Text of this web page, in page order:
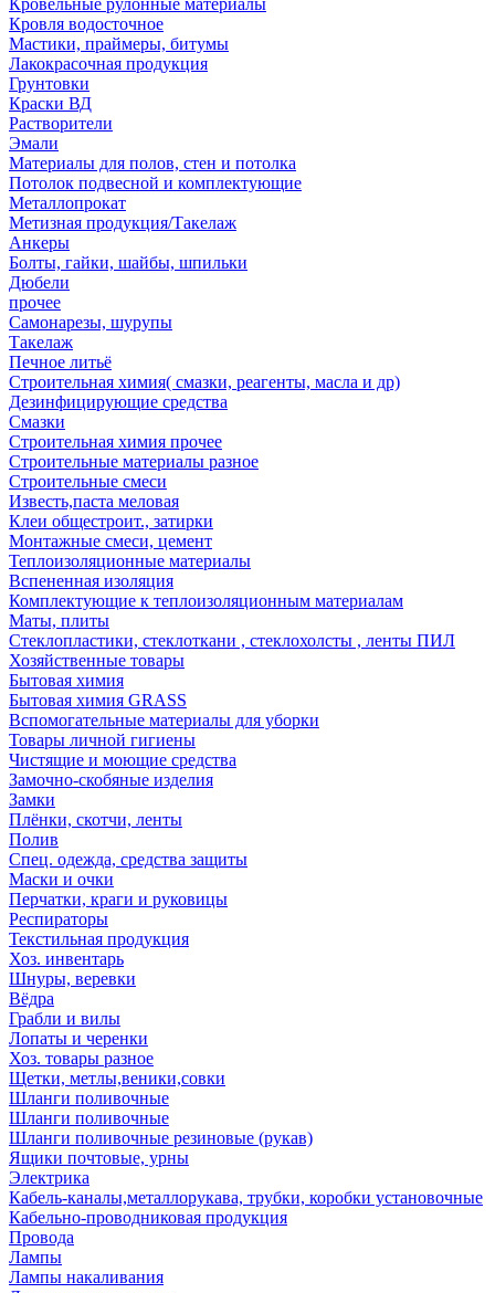
Кровельные рулонные материалы
Кровля водосточное
Мастики, праймеры, битумы
Лакокрасочная продукция
Грунтовки
Краски ВД
Растворители
Эмали
Материалы для полов, стен и потолка
Потолок подвесной и комплектующие
Металлопрокат
Метизная продукция/Такелаж
Анкеры
Болты, гайки, шайбы, шпильки
Дюбели
прочее
Самонарезы, шурупы
Такелаж
Печное литьё
Строительная химия( смазки, реагенты, масла и др)
Дезинфицирующие средства
Смазки
Строительная химия прочее
Строительные материалы разное
Строительные смеси
Известь,паста меловая
Клеи общестроит., затирки
Монтажные смеси, цемент
Теплоизоляционные материалы
Вспененная изоляция
Комплектующие к теплоизоляционным материалам
Маты, плиты
Стеклопластики, стеклоткани , стеклохолсты , ленты ПИЛ
Хозяйственные товары
Бытовая химия
Бытовая химия GRASS
Вспомогательные материалы для уборки
Товары личной гигиены
Чистящие и моющие средства
Замочно-скобяные изделия
Замки
Плёнки, скотчи, ленты
Полив
Спец. одежда, средства защиты
Маски и очки
Перчатки, краги и руковицы
Респираторы
Текстильная продукция
Хоз. инвентарь
Шнуры, веревки
Вёдра
Грабли и вилы
Лопаты и черенки
Хоз. товары разное
Щетки, метлы,веники,совки
Шланги поливочные
Шланги поливочные
Шланги поливочные резиновые (рукав)
Ящики почтовые, урны
Электрика
Кабель-каналы,металлорукава, трубки, коробки установочные
Кабельно-проводниковая продукция
Провода
Лампы
Лампы накаливания